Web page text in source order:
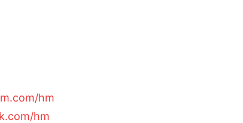
hm
hm